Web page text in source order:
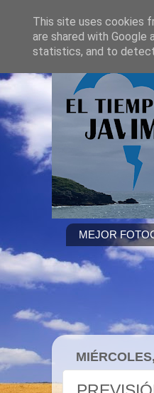
MEJOR
This site uses cookies
are shared with
statistics, and to